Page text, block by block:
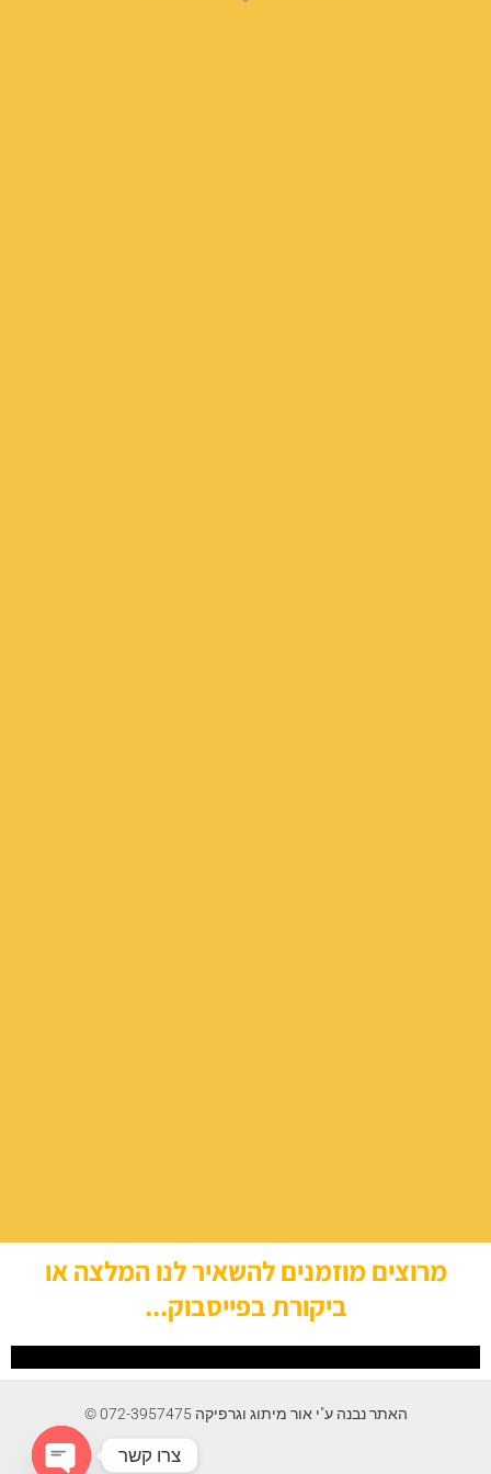
מרוצים מוזמנים להשאיר לנו המלצה או
ביקורת בפייסבוק...
האתר נבנה ע"י אור מיתוג וגרפיקה 072-3957475 ©
צרו קשר